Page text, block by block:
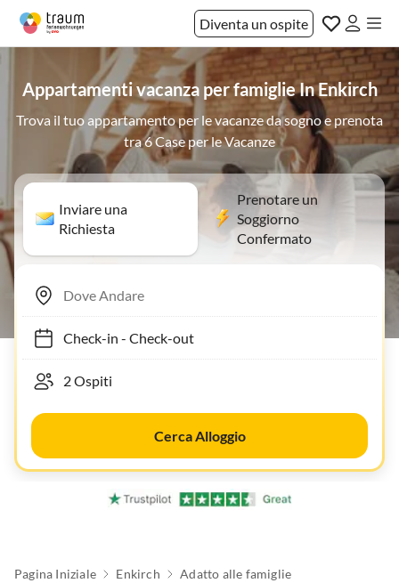
Diventa un ospite
Appartamenti vacanza per famiglie In Enkirch
Trova il tuo appartamento per le vacanze da sogno e prenota
tra 6 Case per le Vacanze
Inviare una
Richiesta
Prenotare un
Soggiorno
Confermato
Check-in- Check-out
Cerca Alloggio
Pagina Iniziale Enkirch Adatto alle famiglie